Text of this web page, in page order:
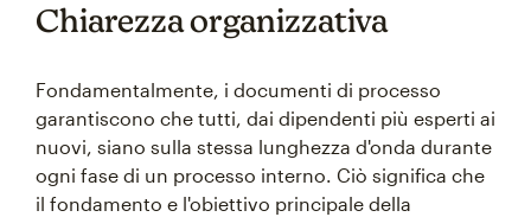
Chiarezza organizzativa
Fondamentalmente, i documenti di processo
garantiscono che tutti, dai dipendenti più esperti ai
nuovi, siano sulla stessa lunghezza d'onda durante
ogni fase di un processo interno. Ciò significa che
il fondamento e l'obiettivo principale della